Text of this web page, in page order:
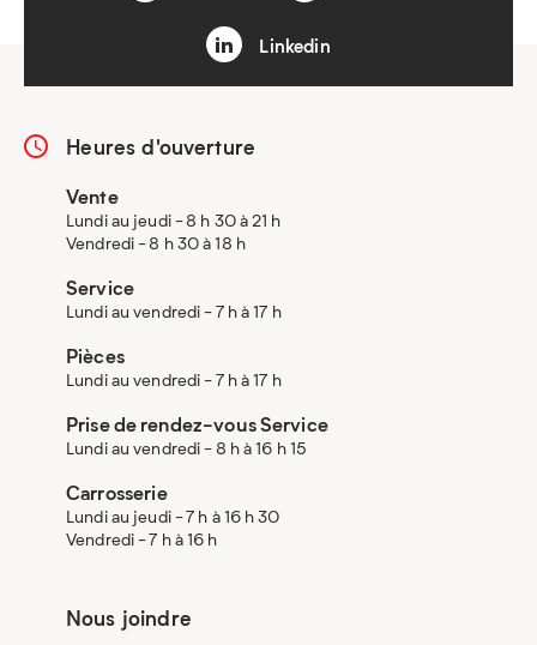
Linkedin
Heures d'ouverture
Vente
Lundi au jeudi - 8 h 30 à 21 h
Vendredi - 8 h 30 à 18 h
Service
Lundi au vendredi - 7 h à 17 h
Pièces
Lundi au vendredi - 7 h à 17 h
Prise de rendez-vous Service
Lundi au vendredi - 8 h à 16 h 15
Carrosserie
Lundi au jeudi - 7 h à 16 h 30
Vendredi - 7 h à 16 h
Nous joindre